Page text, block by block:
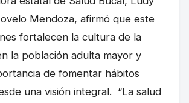
Mendoza, afirmó que este
fortalecen la cultura de la
la población adulta mayor y
de fomentar hábitos
una visión integral. “La salud